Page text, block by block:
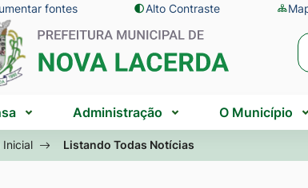
fontes Alto Contraste
Administração O Município
Inicial Listando Todas Notícias